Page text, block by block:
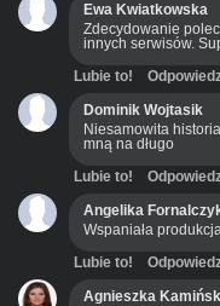
Ewa Kwiatkowska
Zdecydowanie
innych serwisów.
Lubie to!
Dominik Wojtasik
Niesamowita
mną na długo
Lubie to!
Angelika
Wspaniała
Lubie to!
Agnieszka